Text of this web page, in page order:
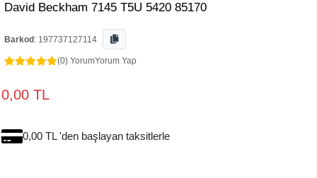
David Beckham 7145 T5U 5420 85170
Barkod : 197737127114
(0) YorumYorum Yap
0,00 TL
0,00 TL 'den başlayan taksitlerle